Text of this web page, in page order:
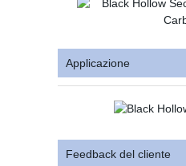
Applicazione
Feedback del cliente